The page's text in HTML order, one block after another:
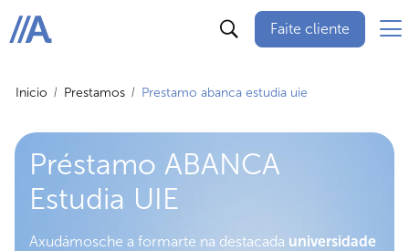
ABANCA
Faite cliente
Inicio Prestamos Prestamo abanca estudia uie
Préstamo ABANCA
Estudia UIE
Axudámosche a formarte na destacada universidade